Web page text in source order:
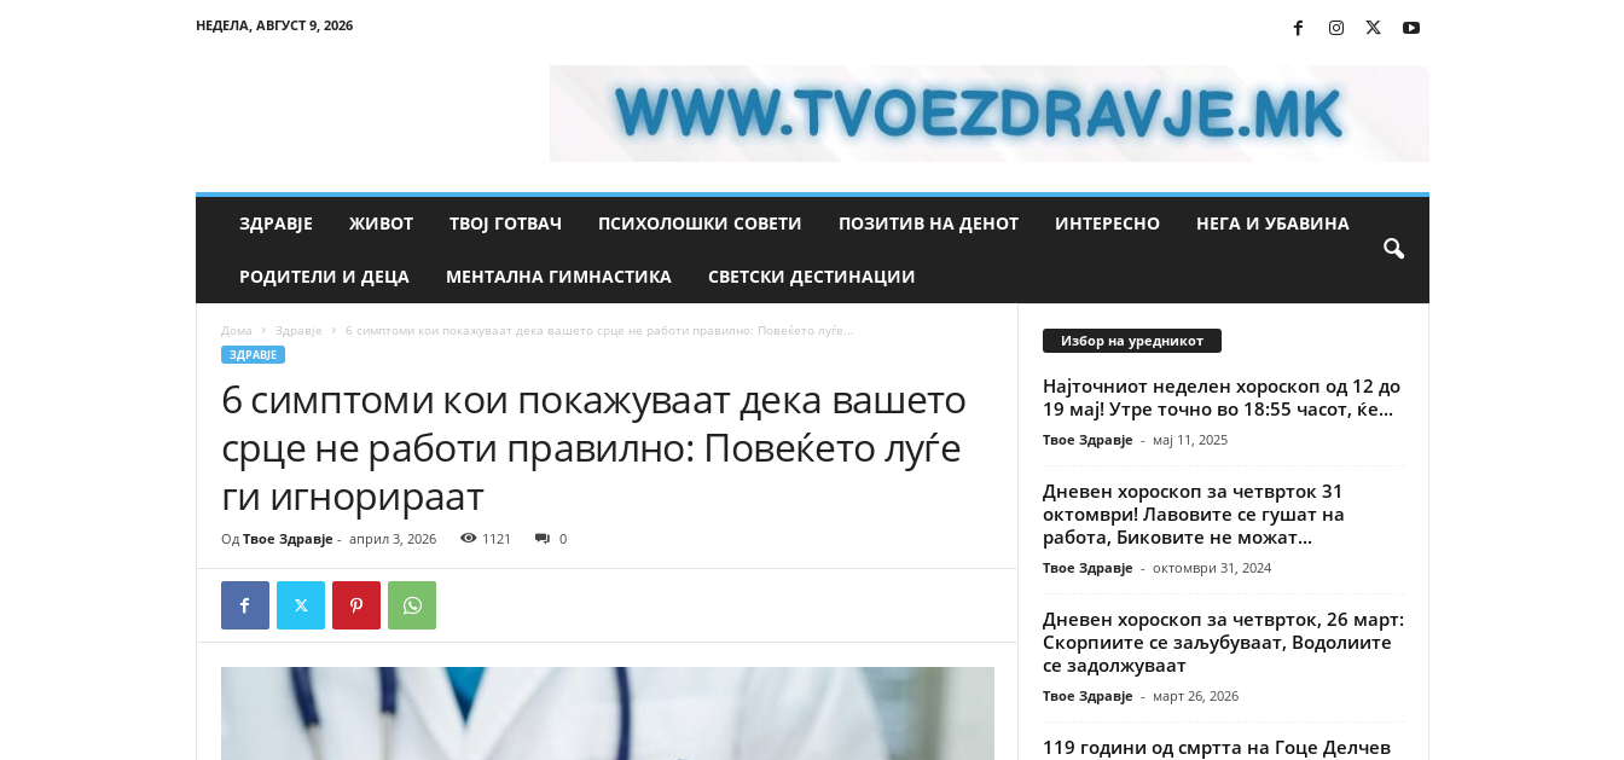
НЕДЕЛА, АВГУСТ 9, 2026
ЗДРАВЈЕ ЖИВОТ ТВОЈ ГОТВАЧ ПСИХОЛОШКИ СОВЕТИ ПОЗИТИВ НА ДЕНОТ ИНТЕРЕСНО НЕГА И УБАВИНА
РОДИТЕЛИ И ДЕЦА МЕНТАЛНА ГИМНАСТИКА СВЕТСКИ ДЕСТИНАЦИИ
Дома Здравје 6 симптоми кои покажуваат дека вашето срце не работи правилно: Повеќето луѓе...
ЗДРАВЈЕ
6 симптоми кои покажуваат дека вашето
срце не работи правилно: Повеќето луѓе
ги игнорираат
Од Твое Здравје - април 3, 2026 1121 0
Избор на уредникот
Најточниот неделен хороскоп од 12 до
19 мај! Утре точно во 18:55 часот, ќе...
Твое Здравје - мај 11, 2025
Дневен хороскоп за четврток 31
октомври! Лавовите се гушат на
работа, Биковите не можат...
Твое Здравје - октомври 31, 2024
Дневен хороскоп за четврток, 26 март:
Скорпиите се заљубуваат, Водолиите
се задолжуваат
Твое Здравје - март 26, 2026
119 години од смртта на Гоце Делчев